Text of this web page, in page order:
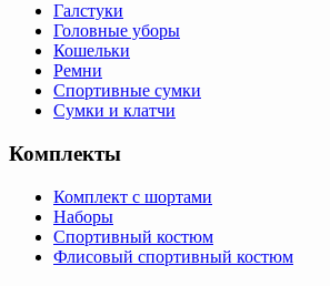
Галстуки
Головные уборы
Кошельки
Ремни
Спортивные сумки
Сумки и клатчи
Комплекты
Комплект с шортами
Наборы
Спортивный костюм
Флисовый спортивный костюм